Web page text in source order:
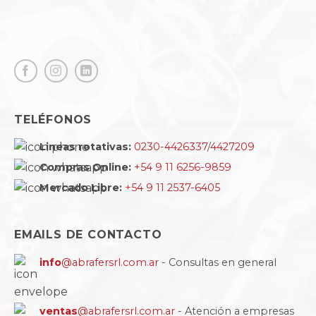
TELÉFONOS
Lineas rotativas: 0230-4426337/4427209
Compras Online: +54 9 11 6256-9859
Mercado Libre: +54 9 11 2537-6405
EMAILS DE CONTACTO
info@abrafersrl.com.ar - Consultas en general
ventas@abrafersrl.com.ar - Atención a empresas